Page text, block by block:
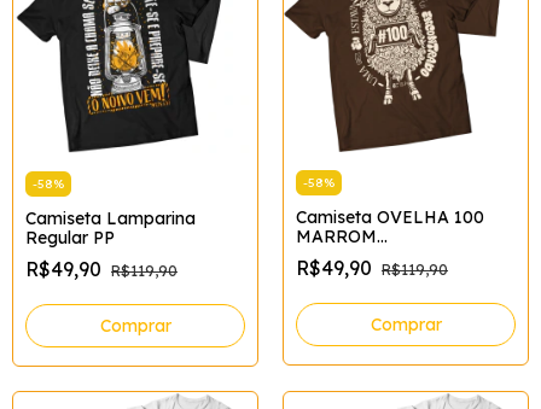
-58%
Camiseta Lamparina
Regular PP
R$49,90 R$119,90
Comprar
-58%
Camiseta OVELHA 100
MARROM
Tamanho:G;Cor:Marrom
R$49,90 R$119,90
Comprar